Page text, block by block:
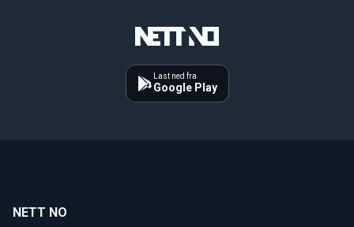
Last ned fra
Google Play
NETT NO